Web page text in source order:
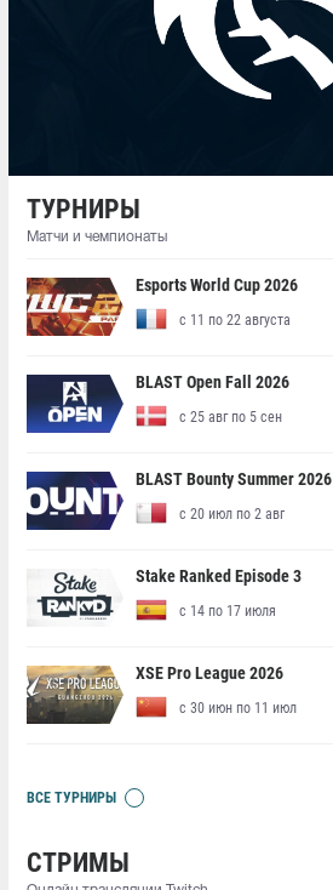
ТУРНИРЫ
Матчи и чемпионаты
Esports World Cup 2026
с 11 по 22 августа
BLAST Open Fall 2026
с 25 авг по 5 сен
BLAST Bounty Summer 2026
с 20 июл по 2 авг
Stake Ranked Episode 3
с 14 по 17 июля
XSE Pro League 2026
с 30 июн по 11 июл
ВСЕ ТУРНИРЫ
СТРИМЫ